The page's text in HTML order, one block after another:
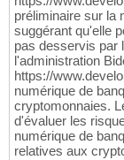
préliminaire sur la
suggérant qu'elle
pas desservis par
l'administration
https://
numérique de
cryptomonnaies.
d'évaluer les
numérique de
relatives aux